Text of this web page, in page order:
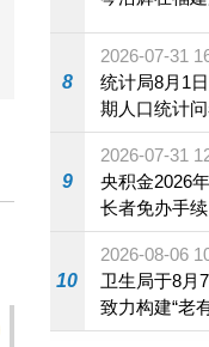
8
2026-07-31
统计局8月1日起派员上
期人口统计
9
2026-07-31
央积金2026年度
长者免办手续
10
2026-08-06
卫生局于8月
致力构建“老